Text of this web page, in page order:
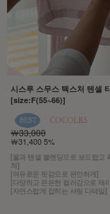
시스루 스무스 텍스처 텐셀
[size:F(55~66)]
￦33,000
￦31,400 5%
[울과 텐셀 블렌딩으로 보드랍고
쳐]
[여유로운 핏감으로 편안하게]
[다양하고 은은한 컬러감으로 재
[자연스럽게 잡히는 셔링 디테일]